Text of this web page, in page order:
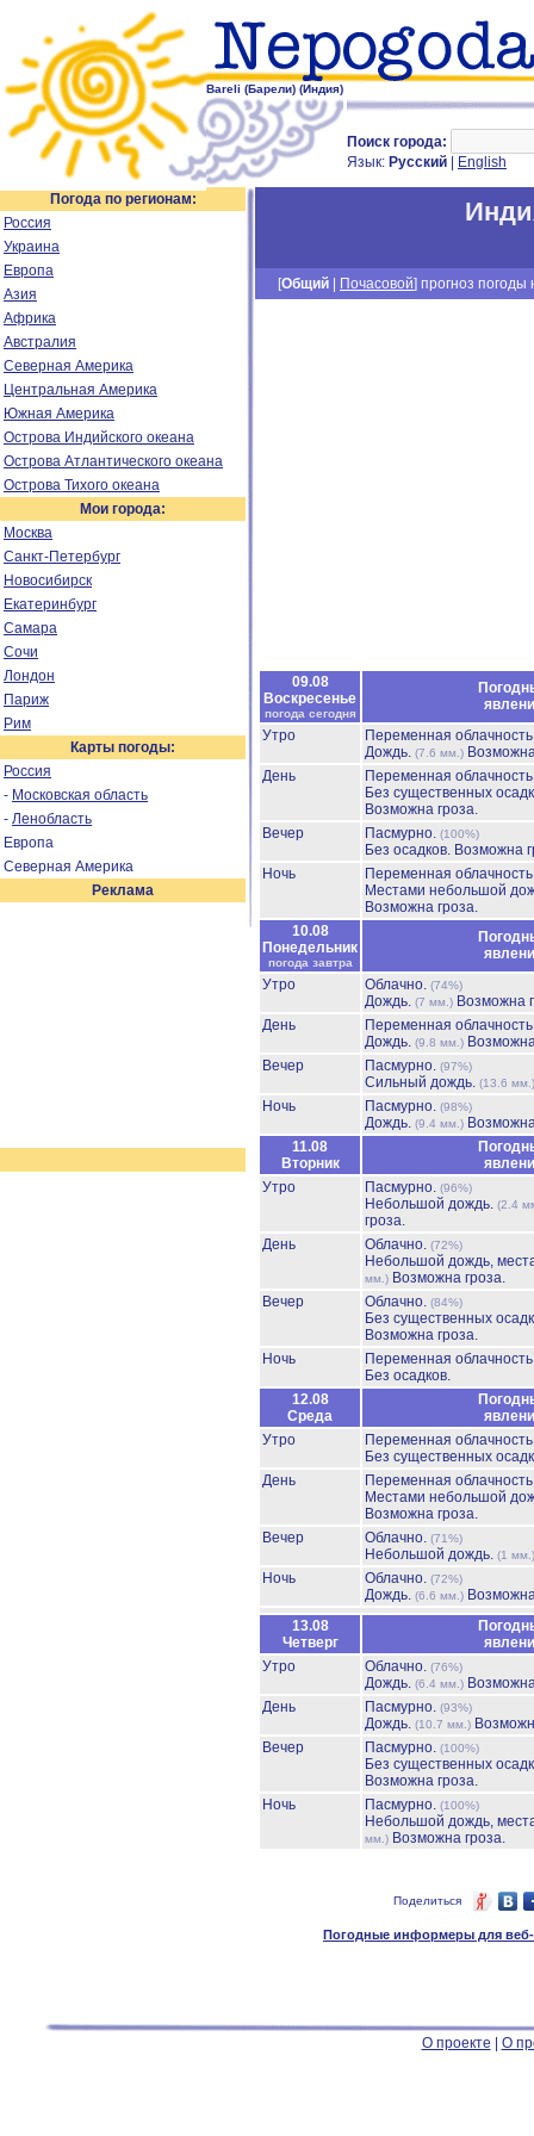
Bareli (Барели) (Индия)
Поиск города:
Язык: Русский English
Погода по регионам:
Россия
Украина
Европа
Азия
Африка
Австралия
Северная Америка
Центральная Америка
Южная Америка
Острова Индийского океана
Острова Атлантического океана
Острова Тихого океана
Мои города:
Москва
Санкт-Петербург
Новосибирск
Екатеринбург
Самара
Сочи
Лондон
Париж
Рим
Карты погоды:
Россия
- Московская область
- Ленобласть
Европа
Северная Америка
Реклама
[Общий Почасовой] прогноз погоды
09.08
Воскресенье
погода сегодня
Утро
Переменная
Дождь. (7.6 мм.)
День
Переменная
Без существенных
Возможна гроза.
Вечер
Пасмурно. (100%)
Без осадков. Возможна
Ночь
Переменная
Местами небольшой
Возможна гроза.
10.08
Понедельник
погода завтра
Утро
Облачно. (74%)
Дождь. (7 мм.) Возможна
День
Переменная
Дождь. (9.8 мм.)
Вечер
Пасмурно. (97%)
Сильный дождь. (13.6 мм.)
Ночь Пасмурно. (98%)
Дождь. (9.4 мм.)
11.08
Вторник
Утро
Пасмурно. (96%)
Небольшой дождь. (2.4
гроза.
День
Облачно. (72%)
Небольшой дождь,
мм.) Возможна гроза.
Вечер
Облачно. (84%)
Без существенных
Возможна гроза.
Ночь
Переменная
Без осадков.
12.08
Среда
Утро
Переменная
Без существенных
День
Переменная
Местами небольшой
Возможна гроза.
Вечер
Облачно. (71%)
Небольшой дождь. (1 мм.)
Ночь Облачно. (72%)
Дождь. (6.6 мм.)
13.08
Четверг
Утро
Облачно. (76%)
Дождь. (6.4 мм.)
День
Пасмурно. (93%)
Дождь. (10.7 мм.)
Вечер
Пасмурно. (100%)
Без существенных
Возможна гроза.
Ночь
Пасмурно. (100%)
Небольшой дождь,
мм.) Возможна гроза.
Поделиться
Погодные информеры для веб-
О проекте О